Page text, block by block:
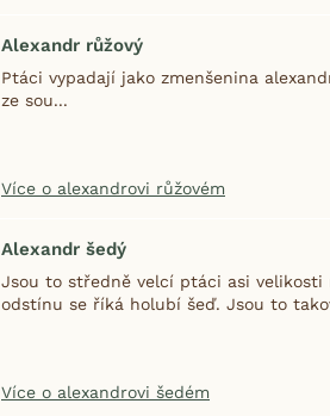
Alexandr růžový
Ptáci vypadají jako zmenšenina
ze sou...
Více o alexandrovi růžovém
Alexandr šedý
Jsou to středně velcí ptáci asi velikosti
odstínu se říká holubí šeď. Jsou to
Více o alexandrovi šedém